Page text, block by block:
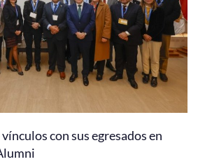
con sus egresados en